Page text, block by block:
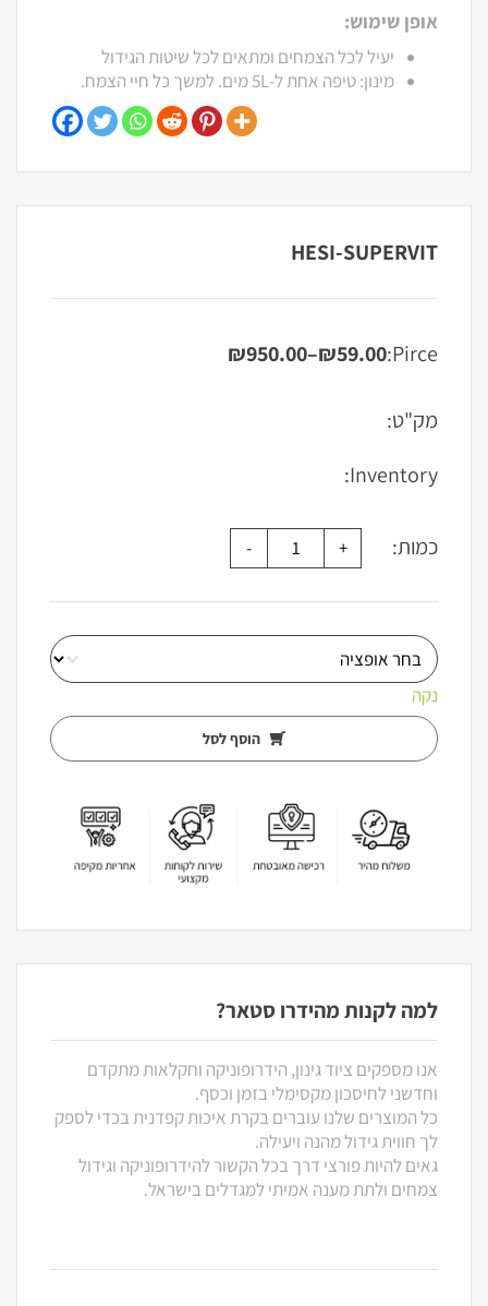
אופן שימוש:
יעיל לכל הצמחים ומתאים לכל שיטות הגידול
מינון: טיפה אחת ל-5L מים. למשך כל חיי הצמח.
HESI-SUPERVIT
Pirce:
₪59.00
–
₪950.00
טווח
מק"ט:
Inventory:
כמות:
נקה
הוסף לסל
למה לקנות מהידרו סטאר?
אנו מספקים ציוד גינון, הידרופוניקה וחקלאות מתקדם
וחדשני לחיסכון מקסימלי בזמן וכסף.
כל המוצרים שלנו עוברים בקרת איכות קפדנית בכדי לספק
לך חווית גידול מהנה ויעילה.
גאים להיות פורצי דרך בכל הקשור להידרופוניקה וגידול
צמחים ולתת מענה אמיתי למגדלים בישראל.